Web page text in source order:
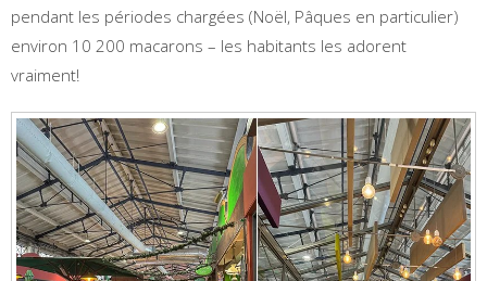
pendant les périodes chargées (Noël, Pâques en particulier)
environ 10 200 macarons – les habitants les adorent
vraiment!